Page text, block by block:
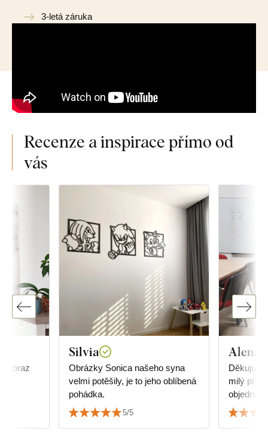
3-letá záruka
Recenze a inspirace přímo od
vás
obraz
Silvia
Obrázky Sonica našeho syna
velmi potěšily, je to jeho oblíbená
pohádka.
5/5
Alena
Děkuju
milý
objednávky. Mandala